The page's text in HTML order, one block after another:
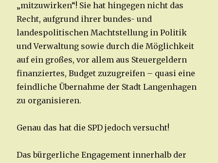
„mitzuwirken“! Sie hat hingegen nicht das
Recht, aufgrund ihrer bundes- und
landespolitischen Machtstellung in Politik
und Verwaltung sowie durch die Möglichkeit
auf ein großes, vor allem aus Steuergeldern
finanziertes, Budget zuzugreifen – quasi eine
feindliche Übernahme der Stadt Langenhagen
zu organisieren.
Genau das hat die SPD jedoch versucht!
Das bürgerliche Engagement innerhalb der